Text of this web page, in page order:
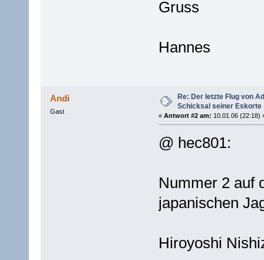
Gruss
Hannes
Andi
Gast
Re: Der letzte Flug von
Schicksal seiner Eskorte
« Antwort #2 am: 10.01.06 (22:18)
@ hec801:
Nummer 2 auf
japanischen
Hiroyoshi